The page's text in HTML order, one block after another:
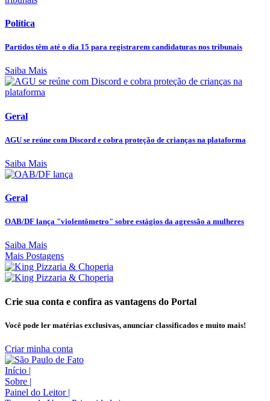
Política
Partidos têm até o dia 15 para registrarem candidaturas nos tribunais
Saiba Mais
Geral
AGU se reúne com Discord e cobra proteção de crianças na plataforma
Saiba Mais
Geral
OAB/DF lança "violentômetro" sobre estágios da agressão a mulheres
Saiba Mais
Mais Postagens
Crie sua conta e confira as vantagens do Portal
Você pode ler matérias exclusivas, anunciar classificados e muito mais!
Criar minha conta
Início |
Sobre |
Painel do Leitor |